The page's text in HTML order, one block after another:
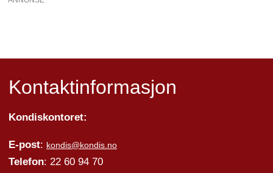
Kontaktinformasjon
Kondiskontoret:
E-post: kondis@kondis.no
Telefon: 22 60 94 70